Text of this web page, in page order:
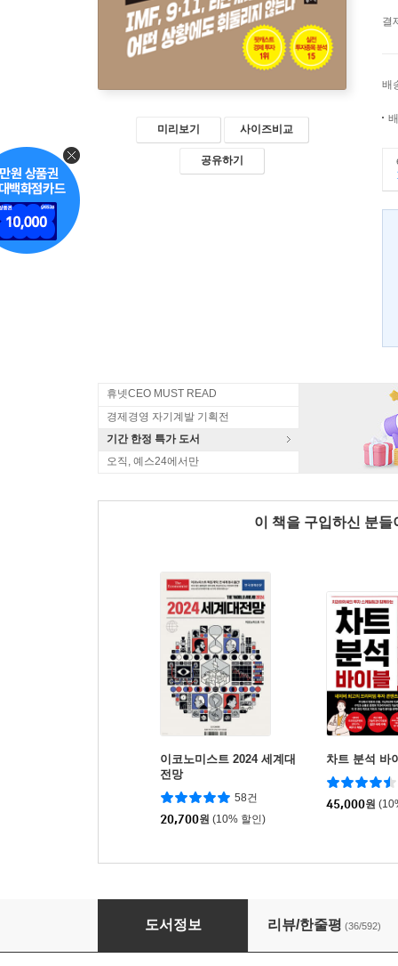
미리보기 사이즈비교
공유하기
결
배
휴넷CEO MUST READ
경제경영 자기계발 기획전
기간 한정 특가 도서
오직, 예스24에서만
이 책을 구입하신 분
이코노미스트 2024 세계대
전망
58건
20,700원 (10% 할인)
차트 분석 바
45,000원
불곰의 주식투자 불패공식
도서정보 리뷰/한줄평 (36/592)